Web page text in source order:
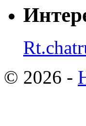
© 2026 -